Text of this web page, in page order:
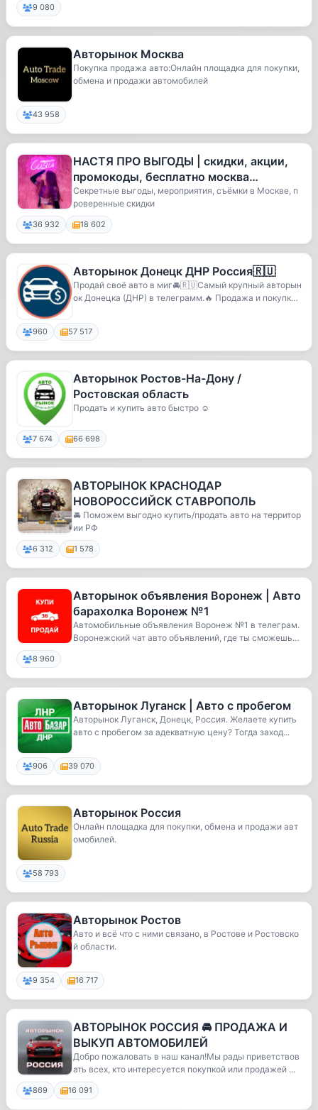
9 080
Авторынок Москва
Покупка продажа авто:Онлайн площадка для покупки,
обмена и продажи автомобилей
43 958
НАСТЯ ПРО ВЫГОДЫ | скидки, акции,
промокоды, бесплатно москва
промокоды москва скидки москва
акции
Секретные выгоды, мероприятия, съёмки в Москве, п
роверенные скидки
36 932 18 602
Авторынок Донецк ДНР Россия🇷🇺
Продай своё авто в миг🚘🇷🇺Самый крупный авторын
ок Донецка (ДНР) в телеграмм.🔥 Продажа и покупка
960 57 517
Авторынок Ростов-На-Дону /
Ростовская область
Продать и купить авто быстро ☺️
7 674 66 698
АВТОРЫНОК КРАСНОДАР
НОВОРОССИЙСК СТАВРОПОЛЬ
🚘 Поможем выгодно купить/продать авто на территор
ии РФ
6 312 1 578
Авторынок объявления Воронеж | Авто
барахолка Воронеж №1
Автомобильные объявления Воронеж №1 в телеграм.
Воронежский чат авто объявлений, где ты сможешь
8 960
Авторынок Луганск | Авто с пробегом
Авторынок Луганск, Донецк, Россия. Желаете купить
авто с пробегом за адекватную цену? Тогда заход...
906 39 070
Авторынок Россия
Онлайн площадка для покупки, обмена и продажи авт
омобилей.
58 793
Авторынок Ростов
Авто и всё что с ними связано, в Ростове и Ростовско
й области.
9 354 16 717
АВТОРЫНОК РОССИЯ 🚘 ПРОДАЖА И
ВЫКУП АВТОМОБИЛЕЙ
Добро пожаловать в наш канал!Мы рады приветствов
ать всех, кто интересуется покупкой или продажей ...
869 16 091